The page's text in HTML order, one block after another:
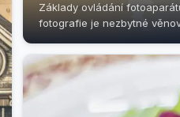
Základy ovládání
fotografie je nezbytné